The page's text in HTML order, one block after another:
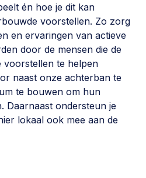
stimuleren, netwerken
WijkWijzer >
vergroenen, SDG >
én hoe je dit kan
voorstellen. Zo zorg
en ervaringen van actieve
door de mensen die de
voorstellen te helpen
naast onze achterban te
te bouwen om hun
Daarnaast ondersteun je
lokaal ook mee aan de